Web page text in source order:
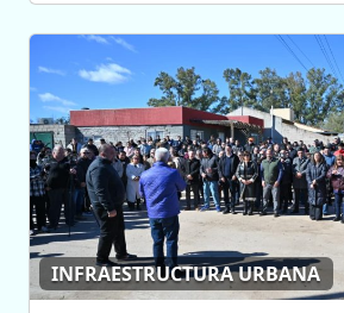
INFRAESTRUCTURA URBANA